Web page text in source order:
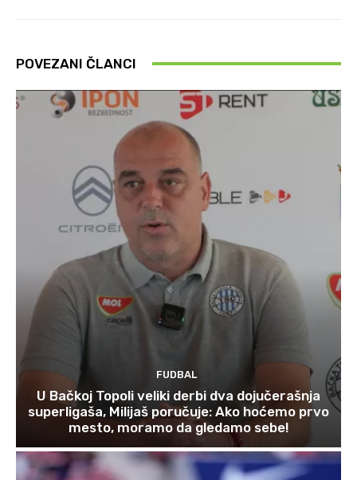
POVEZANI ČLANCI
FUDBAL
U Bačkoj Topoli veliki derbi dva dojučerašnja
superligaša, Milijaš poručuje: Ako hoćemo prvo
mesto, moramo da gledamo sebe!